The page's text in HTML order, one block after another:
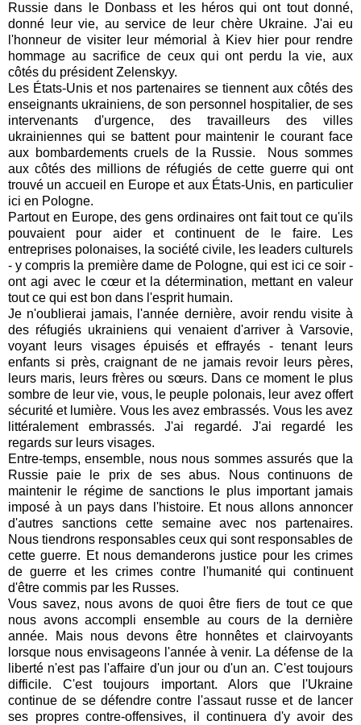
Russie dans le Donbass et les héros qui ont tout donné,
donné leur vie, au service de leur chère Ukraine. J'ai eu
l'honneur de visiter leur mémorial à Kiev hier pour rendre
hommage au sacrifice de ceux qui ont perdu la vie, aux
côtés du président Zelenskyy.
Les États-Unis et nos partenaires se tiennent aux côtés des
enseignants ukrainiens, de son personnel hospitalier, de ses
intervenants d'urgence, des travailleurs des villes
ukrainiennes qui se battent pour maintenir le courant face
aux bombardements cruels de la Russie.
Nous sommes
aux côtés des millions de réfugiés de cette guerre qui ont
trouvé un accueil en Europe et aux États-Unis, en particulier
ici en Pologne.
Partout en Europe, des gens ordinaires ont fait tout ce qu'ils
pouvaient pour aider et continuent de le faire. Les
entreprises polonaises, la société civile, les leaders culturels
- y compris la première dame de Pologne, qui est ici ce soir -
ont agi avec le cœur et la détermination, mettant en valeur
tout ce qui est bon dans l'esprit humain.
Je n'oublierai jamais, l'année dernière, avoir rendu visite à
des réfugiés ukrainiens qui venaient d'arriver à Varsovie,
voyant leurs visages épuisés et effrayés - tenant leurs
enfants si près, craignant de ne jamais revoir leurs pères,
leurs maris, leurs frères ou sœurs. Dans ce moment le plus
sombre de leur vie, vous, le peuple polonais, leur avez offert
sécurité et lumière. Vous les avez embrassés. Vous les avez
littéralement embrassés. J'ai regardé. J'ai regardé les
regards sur leurs visages.
Entre-temps, ensemble, nous nous sommes assurés que la
Russie paie le prix de ses abus. Nous continuons de
maintenir le régime de sanctions le plus important jamais
imposé à un pays dans l'histoire. Et nous allons annoncer
d'autres sanctions cette semaine avec nos partenaires.
Nous tiendrons responsables ceux qui sont responsables de
cette guerre. Et nous demanderons justice pour les crimes
de guerre et les crimes contre l'humanité qui continuent
d'être commis par les Russes.
Vous savez, nous avons de quoi être fiers de tout ce que
nous avons accompli ensemble au cours de la dernière
année. Mais nous devons être honnêtes et clairvoyants
lorsque nous envisageons l'année à venir. La défense de la
liberté n'est pas l'affaire d'un jour ou d'un an. C'est toujours
difficile. C'est toujours important. Alors que l'Ukraine
continue de se défendre contre l'assaut russe et de lancer
ses propres contre-offensives, il continuera d'y avoir des